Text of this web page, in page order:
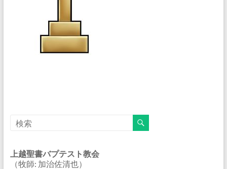
上越聖書バプテスト教会
（牧師: 加治佐清也）